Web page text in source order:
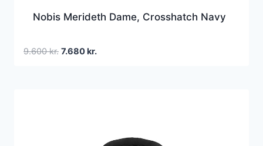
Nobis Merideth Dame, Crosshatch Navy
9.600kr. Den
7.680 kr.Den